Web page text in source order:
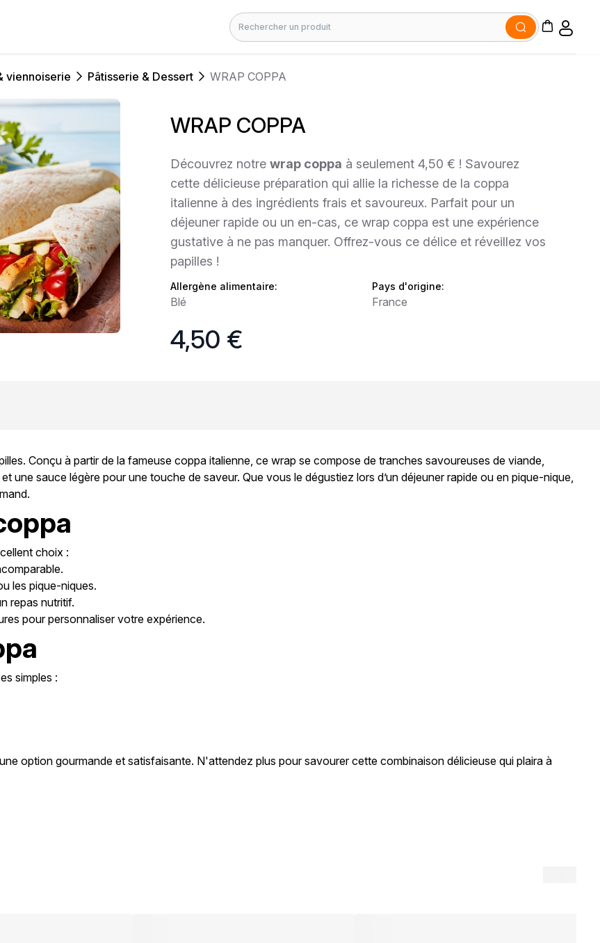
Rechercher
viennoiserie Pâtisserie & Dessert WRAP COPPA
WRAP COPPA
Découvrez notre wrap coppa à seulement 4,50 € ! Savourez
cette délicieuse préparation qui allie la richesse de la coppa
italienne à des ingrédients frais et savoureux. Parfait pour un
déjeuner rapide ou un en-cas, ce wrap coppa est une expérience
gustative à ne pas manquer. Offrez-vous ce délice et réveillez vos
papilles !
Allergène alimentaire:
Blé
Pays d'origine:
France
4,50 €
Conçu à partir de la fameuse coppa italienne, ce wrap se compose de tranches savoureuses de viande,
une sauce légère pour une touche de saveur. Que vous le dégustiez lors d’un déjeuner rapide ou en pique-nique,
choix :
les pique-niques.
repas nutritif.
pour personnaliser votre expérience.
simples :
option gourmande et satisfaisante. N'attendez plus pour savourer cette combinaison délicieuse qui plaira à